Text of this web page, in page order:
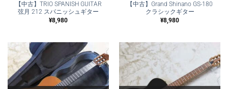
【中古】TRIO SPANISH GUITAR
弦月 212 スパニッシュギター
¥8,980
【中古】Grand Shinano GS-180
クラシックギター
¥8,980